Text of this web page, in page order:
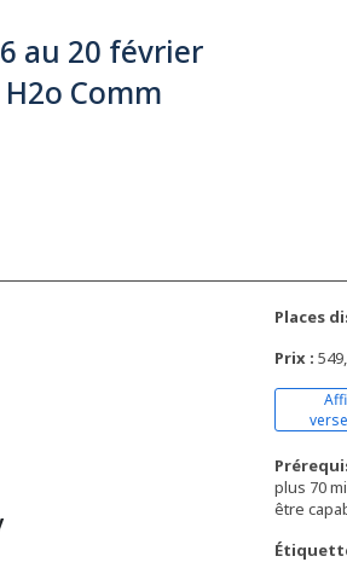
au 20 février
Comm
Places
Prix :
plus 70
être